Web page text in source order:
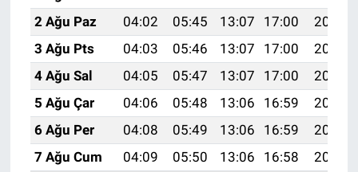
2 Ağu Paz
04:02 05:45 13:07 17:00
20:18
3 Ağu Pts
04:03 05:46 13:07 17:00
20:17
4 Ağu Sal
04:05 05:47 13:07 17:00
20:16
5 Ağu Çar
04:06 05:48 13:06 16:59
20:15
6 Ağu Per
04:08 05:49 13:06 16:59
20:13
7 Ağu Cum
04:09 05:50 13:06 16:58
20:12